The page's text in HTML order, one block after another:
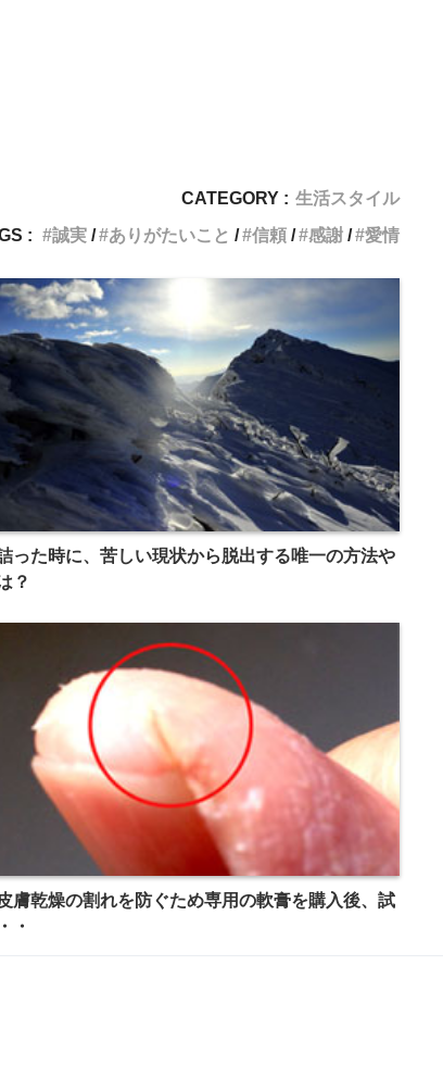
CATEGORY : 生活スタイル
:
誠実 ありがたいこと 信頼 感謝 愛情
った時に、苦しい現状から脱出する唯一の方法や
？
膚乾燥の割れを防ぐため専用の軟膏を購入後、試
・